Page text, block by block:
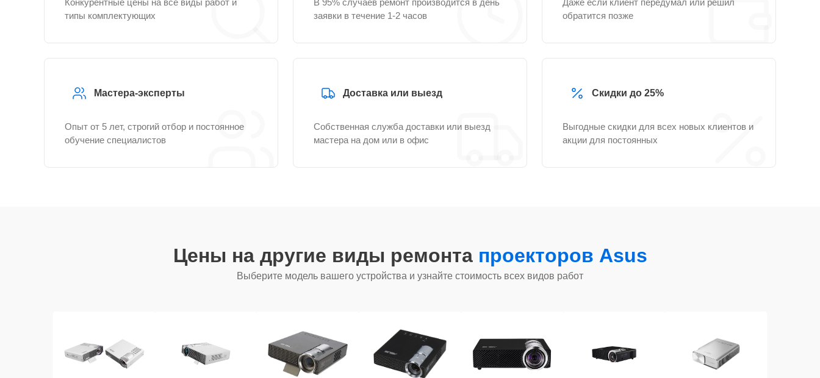
Конкурентные цены на все виды работ и
типы комплектующих
В 95% случаев ремонт производится в день
заявки в течение 1-2 часов
Даже если клиент передумал или решил
обратится позже
Мастера-эксперты
Опыт от 5 лет, строгий отбор и постоянное
обучение специалистов
Доставка или выезд
Собственная служба доставки или выезд
мастера на дом или в офис
Скидки до 25%
Выгодные скидки для всех новых клиентов и
акции для постоянных
Цены на другие виды ремонта проекторов Asus
Выберите модель вашего устройства и узнайте стоимость всех видов работ